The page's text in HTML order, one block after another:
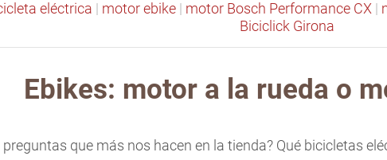
eléctrica
motor ebike motor Bosch Performance CX
Biciclick Girona
Ebikes: motor a la rueda o
preguntas que más nos hacen en la tienda? Qué bicicletas